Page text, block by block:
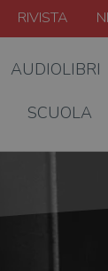
RIVISTA
AUDIOLIBRI
SCUOLA